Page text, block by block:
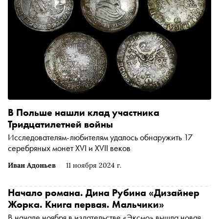
Иван Адоньев 11 ноября 2024 г.
В Польше нашли клад участника
Тридцатилетней войны
Исследователям-любителям удалось обнаружить 17
серебряных монет XVI и XVII веков
Начало романа. Дина Рубина «Дизайнер
Жорка. Книга первая. Мальчики»